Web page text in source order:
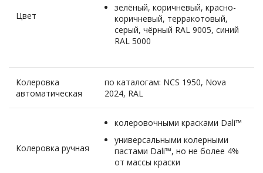
Цвет
зелёный, коричневый, красно-
коричневый, терракотовый,
серый, чёрный RAL 9005, синий
RAL 5000
Колеровка
автоматическая
по каталогам: NCS 1950, Nova
2024, RAL
Колеровка ручная
колеровочными красками Dali™
универсальными колерными
пастами Dali™, но не более 4%
от массы краски